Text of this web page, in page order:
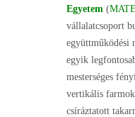
Egyetem (MATE
vállalatcsoport
együttműködési
egyik
mesterséges
vertikális
csíráztatott